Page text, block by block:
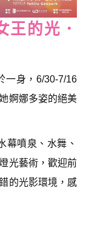
王的光．
一身，6/30-7/16
婀娜多姿的絕美
幕噴泉、水舞、
光藝術，歡迎前
的光影環境，感